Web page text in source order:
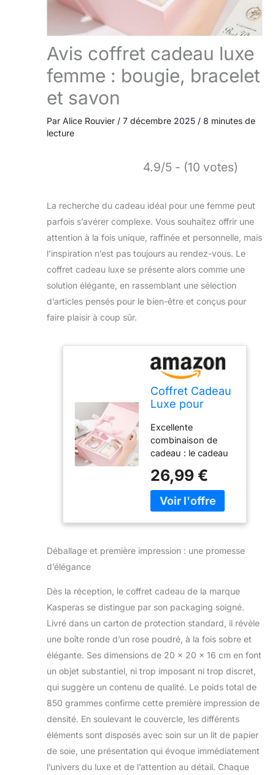
Avis coffret cadeau luxe
femme : bougie, bracelet
et savon
Par Alice Rouvier / 7 décembre 2025 / 8 minutes de
lecture
4.9/5 - (10 votes)
La recherche du cadeau idéal pour une femme peut
parfois s’avérer complexe. Vous souhaitez offrir une
attention à la fois unique, raffinée et personnelle, mais
l’inspiration n’est pas toujours au rendez-vous. Le
coffret cadeau luxe se présente alors comme une
solution élégante, en rassemblant une sélection
d’articles pensés pour le bien-être et conçus pour
faire plaisir à coup sûr.
Coffret Cadeau
Luxe pour
Bougie
Parfumée
350g, Bracelet
Lave & Jaspe,
Savon Rose
Artisanal, Miroir
de Maquillage -
Idée Unique
Excellente
combinaison de
cadeau : le cadeau
compose de
bougies parfumées
à la lavande, d'un
à la rose, associées
luxueuses, ce qui
en fait un excellent
choix pour les
cadeaux
d'anniversaire, de
relaxation ou de
soins personnels
pour les femmes.
Bougie
d'aromathérapie à
la lavande : cette
exquise bougie est
fabriquée à partir de
cire de soja
26,99 €
Déballage et première impression : une promesse
d’élégance
Dès la réception, le coffret cadeau de la marque
Kasperas se distingue par son packaging soigné.
Livré dans un carton de protection standard, il révèle
une boîte ronde d’un rose poudré, à la fois sobre et
élégante. Ses dimensions de 20 x 20 x 16 cm en font
un objet substantiel, ni trop imposant ni trop discret,
qui suggère un contenu de qualité. Le poids total de
850 grammes confirme cette première impression de
densité. En soulevant le couvercle, les différents
éléments sont disposés avec soin sur un lit de papier
de soie, une présentation qui évoque immédiatement
l’univers du luxe et de l’attention au détail. Chaque